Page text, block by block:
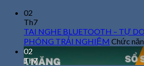
02
Th7
TAI NGHE BLUETOOTH – TỰ
PHÓNG TRẢI NGHIỆM Chức
02
Th7